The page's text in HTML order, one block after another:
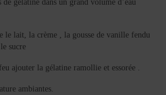
gélatine dans un grand volume d’eau
le lait, la crème , la gousse de vanille fendu
sucre
ajouter la gélatine ramollie et essorée .
ambiantes.